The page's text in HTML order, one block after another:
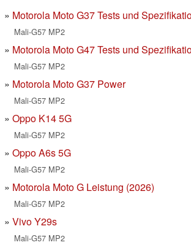
Motorola Moto G37 Tests und
Mali-G57 MP2
Motorola Moto G47 Tests und
Mali-G57 MP2
Motorola Moto G37 Power
Mali-G57 MP2
Oppo K14 5G
Mali-G57 MP2
Oppo A6s 5G
Mali-G57 MP2
Motorola Moto G Leistung (2026)
Mali-G57 MP2
Vivo Y29s
Mali-G57 MP2